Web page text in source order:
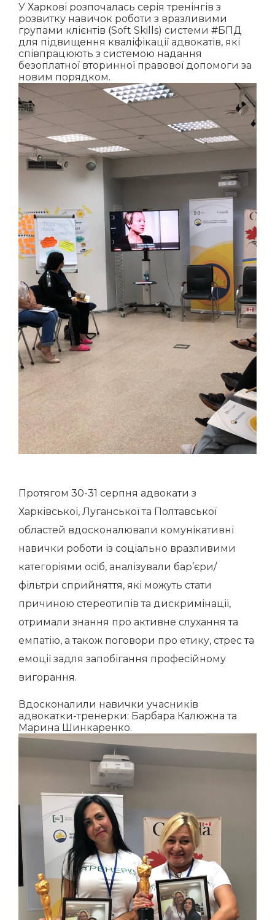
У Харкові розпочалась серія тренінгів з
розвитку навичок роботи з вразливими
групами клієнтів (Soft Skills) системи #БПД
для підвищення кваліфікації адвокатів, які
співпрацюють з системою надання
безоплатної вторинної правової допомоги за
новим порядком.
Протягом 30-31 серпня адвокати з
Харківської, Луганської та Полтавської
областей вдосконалювали комунікативні
навички роботи із соціально вразливими
категоріями осіб, аналізували бар’єри/
фільтри сприйняття, які можуть стати
причиною стереотипів та дискримінації,
отримали знання про активне слухання та
емпатію, а також поговори про етику, стрес та
емоції задля запобігання професійному
вигорання.
Вдосконалили навички учасників
адвокатки-тренерки: Барбара Калюжна та
Марина Шинкаренко.